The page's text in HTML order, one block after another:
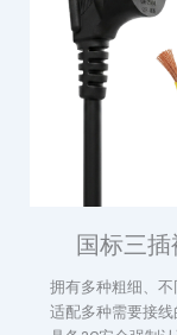
国标三插
拥有多种粗细、不
适配多种需要接线